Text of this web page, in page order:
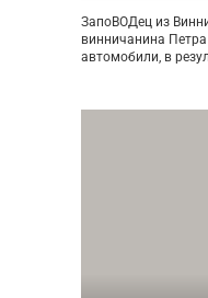
ЗапоВОДец из
винничанина
автомобили, в